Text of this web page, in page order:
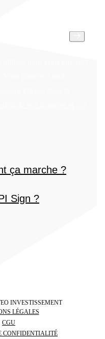
ça marche ?
Sign ?
INVESTISSEMENT
LÉGALES
CGU
CONFIDENTIALITÉ